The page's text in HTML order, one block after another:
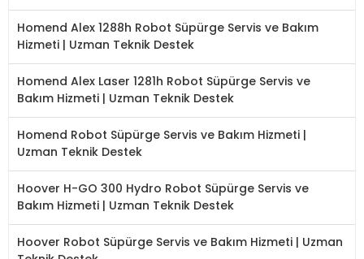
Homend Alex 1288h Robot Süpürge Servis ve Bakım
Hizmeti | Uzman Teknik Destek
Homend Alex Laser 1281h Robot Süpürge Servis ve
Bakım Hizmeti | Uzman Teknik Destek
Homend Robot Süpürge Servis ve Bakım Hizmeti |
Uzman Teknik Destek
Hoover H-GO 300 Hydro Robot Süpürge Servis ve
Bakım Hizmeti | Uzman Teknik Destek
Hoover Robot Süpürge Servis ve Bakım Hizmeti | Uzman